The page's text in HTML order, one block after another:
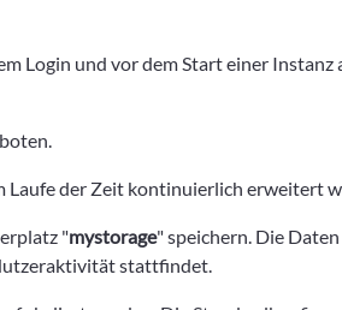
Login und vor dem Start einer Instanz
Laufe der Zeit kontinuierlich erweitert
"mystorage" speichern. Die
stattfindet.